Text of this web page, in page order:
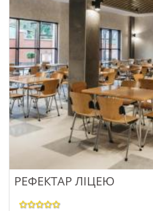
РЕФЕКТАР ЛІЦЕЮ